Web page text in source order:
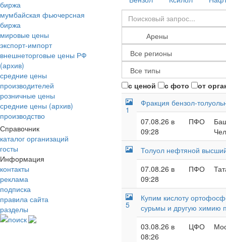
биржа
мумбайская фьючерсная
биржа
мировые цены
экспорт-импорт
внешнеторговые цены РФ
(архив)
средние цены
производителей
розничные цены
средние цены (архив)
производство
Справочник
каталог организаций
госты
Информация
контакты
реклама
подписка
правила сайта
разделы
поиск
с ценой с фото от
1
Фракция бензол-
07.08.26 в
09:28
ПФО
Толуол нефтяной
07.08.26 в
09:28
ПФО
5
Купим кислоту
сурьмы и другую химию
03.08.26 в
08:26
ЦФО